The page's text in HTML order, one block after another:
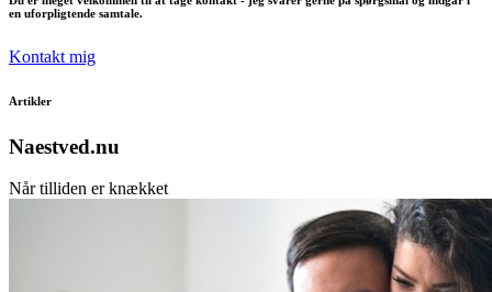
en uforpligtende samtale.
Kontakt mig
Artikler
Naestved.nu
Når tilliden er knækket